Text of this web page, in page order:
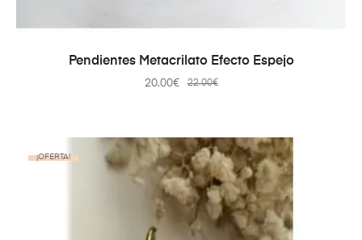
AÑADIR AL CARRITO
Pendientes Metacrilato Efecto Espejo
22.00€
20.00€
¡OFERTA!